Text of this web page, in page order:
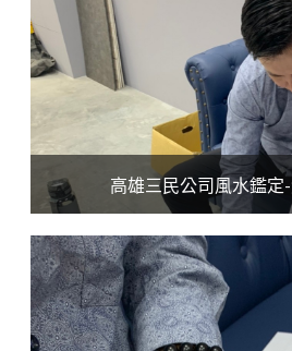
高雄三民公司風水鑑定